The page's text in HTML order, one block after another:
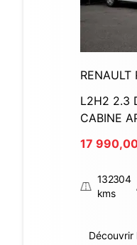
RENAULT
L2H2 2.3
CABINE
17
132304
kms
Découvrir